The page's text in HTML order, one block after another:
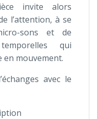
invite alors
l’attention, à se
sons et de
qui
mouvement.
avec le